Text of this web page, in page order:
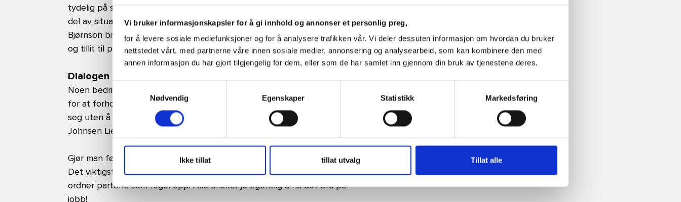
Vi bruker informasjonskapsler for å gi innhold og annonser et personlig preg,
for å levere sosiale mediefunksjoner og for å analysere trafikken vår. Vi deler dessuten informasjon om hvordan du bruker
nettstedet vårt, med partnerne våre innen sosiale medier, annonsering og analysearbeid, som kan kombinere den med
annen informasjon du har gjort tilgjengelig for dem, eller som de har samlet inn gjennom din bruk av tjenestene deres.
Nødvendig
Egenskaper Statistikk Markedsføring
Ikke tillat tillat utvalg Tillat alle
tydelig på sak, samtidig som man er myk på person. Er lederen selv en
del av situasjonen, må lederens overordnede eller HR på banen, og
Bjørnson bistår gjerne. Uansett hvem som er involvert, er legitimitet
og tillit til prosessen et viktig grunnlag for å få løst saken.
Dialogen må i gang igjen
Noen bedrifter preges av saker som har pågått i flere år. Andre sørger
for at forholdene avklares ila dager og uker. Lar du en konflikt utvikle
seg uten å ta tak i den, vil den bare balle på seg. Derfor er Ane
Johnsen Liens kanskje viktigste råd å ta tak snarest mulig.
Gjør man først det, er det som regel mulig å løse saken rimelig raskt.
Det viktigste er at dialogen, kommunikasjon, kommer i gang igjen. Da
ordner partene som regel opp. Alle ønsker jo egentlig å ha det bra på
jobb!